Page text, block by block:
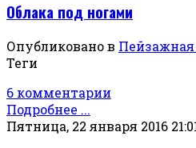
Облака под ногами
Опубликовано в
Теги
6 комментарии
Подробнее ...
Пятница, 22 января 2016